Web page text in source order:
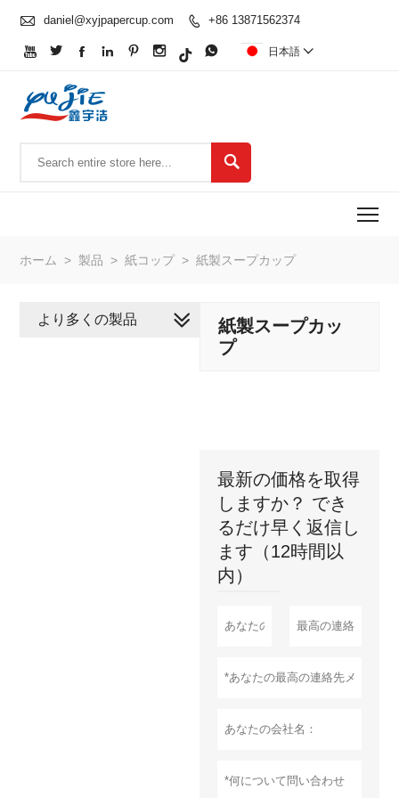
 daniel@xyjpapercup.com  +86 13871562374
       日本語 

ホーム > 製品 > 紙コップ > 紙製スープカップ
紙製スープカッ
プ
最新の価格を取得
しますか？ でき
るだけ早く返信し
ます（12時間以
内）
より多くの製品